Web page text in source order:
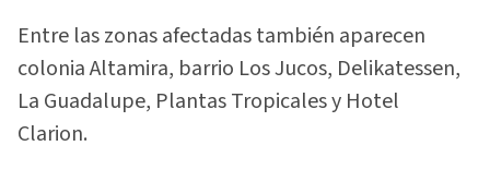
Entre las zonas afectadas también aparecen
colonia Altamira, barrio Los Jucos, Delikatessen,
La Guadalupe, Plantas Tropicales y Hotel
Clarion.